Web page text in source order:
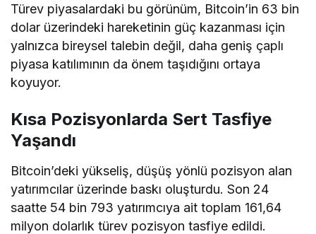
Türev piyasalardaki bu görünüm, Bitcoin’in 63 bin
dolar üzerindeki hareketinin güç kazanması için
yalnızca bireysel talebin değil, daha geniş çaplı
piyasa katılımının da önem taşıdığını ortaya
koyuyor.
Kısa Pozisyonlarda Sert Tasfiye
Yaşandı
Bitcoin’deki yükseliş, düşüş yönlü pozisyon alan
yatırımcılar üzerinde baskı oluşturdu. Son 24
saatte 54 bin 793 yatırımcıya ait toplam 161,64
milyon dolarlık türev pozisyon tasfiye edildi.